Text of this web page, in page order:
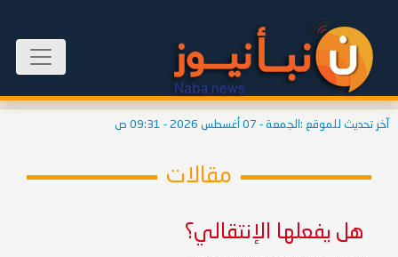
آخر تحديث للموقع : الجمعة - 07 أغسطس 2026 - 09:31 ص
مقالات
هل يفعلها الإنتقالي؟